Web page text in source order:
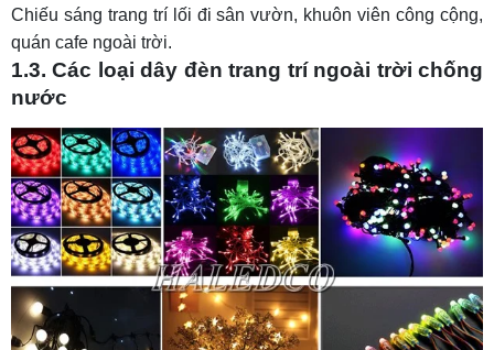
Chiếu sáng trang trí lối đi sân vườn, khuôn viên công cộng,
quán cafe ngoài trời.
1.3. Các loại dây đèn trang trí ngoài trời chống
nước